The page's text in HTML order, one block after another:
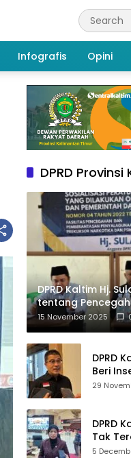
Infografis Opini
DPRD Provinsi
DPRD Kaltim Hj.
tentang
Pemberantasan
15 November 2025
DPRD
Beri
29
DPRD
Tak
5